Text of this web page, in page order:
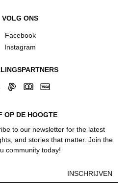
VOLG ONS
Facebook
Instagram
OP DE HOOGTE
to our newsletter for the latest
and stories that matter. Join the
community today!
INSCHRIJVEN